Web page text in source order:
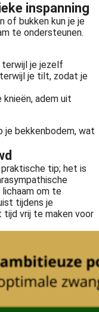
inspanning
of bukken kun je je
te ondersteunen.
terwijl je jezelf
je tilt, zodat je
knieën, adem uit
je bekkenbodem, wat
tip; het is
om te
tijdens je
tijd vrij te maken voor